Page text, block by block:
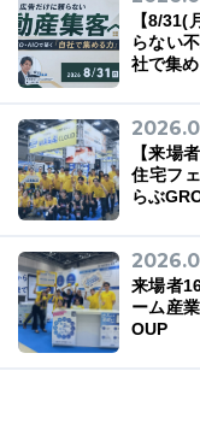
【8/
らない
社で集
【来場
住宅フ
らぶ
来場者
ーム産
OUP